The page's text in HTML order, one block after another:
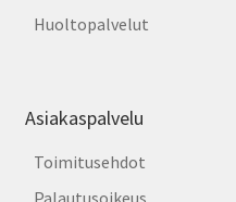
Huoltopalvelut
Asiakaspalvelu
Toimitusehdot
Palautusoikeus